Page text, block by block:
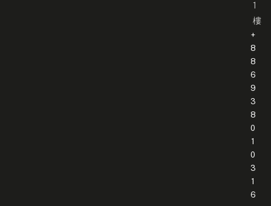
1
樓
+
8
8
6
9
3
8
0
1
0
3
1
6